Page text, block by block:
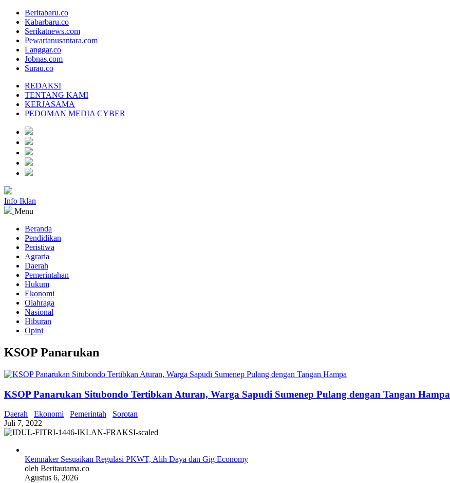
Beritabaru.co
Kabarbaru.co
Serikatnews.com
Pewartanusantara.com
Langgar.co
Jobnas.com
Surau.co
REDAKSI
TENTANG KAMI
KERJASAMA
PEDOMAN MEDIA CYBER
Info Iklan
Menu
Beranda
Pendidikan
Peristiwa
Agraria
Daerah
Pemerintahan
Hukum
Ekonomi
Olahraga
Nasional
Hiburan
Opini
KSOP Panarukan
KSOP Panarukan Situbondo Tertibkan Aturan, Warga Sapudi Sumenep Pulang dengan Tangan Hampa
Daerah Ekonomi Pemerintah
Sorotan
Juli 7, 2022
Kemnaker Sesuaikan Regulasi PKWT, Alih Daya dan Gig Economy
oleh Beritautama.co
Agustus 6, 2026